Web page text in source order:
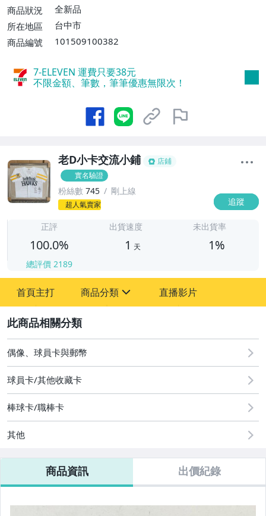
費】、郵局掛號【單件運費$31、滿10件或
消費滿$700免運費】、低溫配送【單件運
商品狀況
全新品
所在地區
台中市
商品編號
101509100382
7-ELEVEN 運費只要38元
不限金額、筆數，筆筆優惠無限次！
老D小卡交流小鋪
店鋪
實名驗證
粉絲數 745 剛上線
超人氣賣家 追蹤
正評
100.0%
總評價 2189
出貨速度
1 天
未出貨率
1%
首頁主打 商品分類
其它
直播影片
偶像、球員卡與郵幣
球員卡/其他收藏卡
棒球卡/職棒卡
其他
商品資訊 出價紀錄